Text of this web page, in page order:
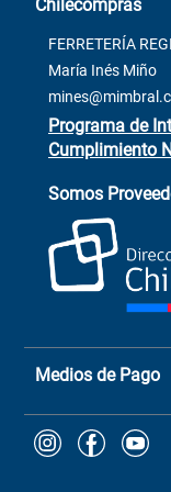
Términos y
Contacto
Venta Terreno
Trabaja con
ChileCompras
+56 9
2137 San Javier,
Chilecompras
FERRETERÍA
María Inés Miño
mines@mimbral.cl
Programa de
Cumplimiento
Somos
Medios de Pago